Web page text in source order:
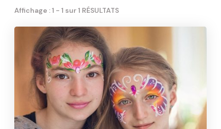
Affichage : 1 - 1 sur 1 RÉSULTATS